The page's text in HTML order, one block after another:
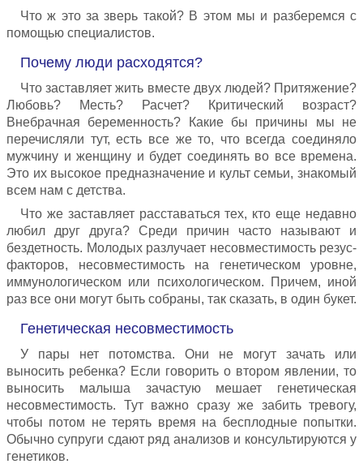
Что ж это за зверь такой? В этом мы и разберемся с
помощью специалистов.
Почему люди расходятся?
Что заставляет жить вместе двух людей? Притяжение?
Любовь? Месть? Расчет? Критический возраст?
Внебрачная беременность? Какие бы причины мы не
перечисляли тут, есть все же то, что всегда соединяло
мужчину и женщину и будет соединять во все времена.
Это их высокое предназначение и культ семьи, знакомый
всем нам с детства.
Что же заставляет расставаться тех, кто еще недавно
любил друг друга? Среди причин часто называют и
бездетность. Молодых разлучает несовместимость резус-
факторов, несовместимость на генетическом уровне,
иммунологическом или психологическом. Причем, иной
раз все они могут быть собраны, так сказать, в один букет.
Генетическая несовместимость
У пары нет потомства. Они не могут зачать или
выносить ребенка? Если говорить о втором явлении, то
выносить малыша зачастую мешает генетическая
несовместимость. Тут важно сразу же забить тревогу,
чтобы потом не терять время на бесплодные попытки.
Обычно супруги сдают ряд анализов и консультируются у
генетиков.